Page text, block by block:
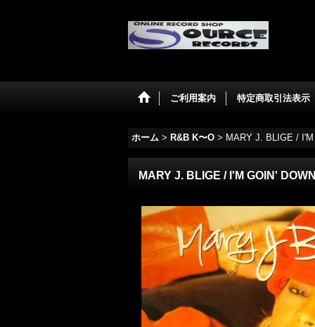
ご利用案内 特定商取引法表示
ホーム > R&B K〜O > MARY J. BLIGE /
MARY J. BLIGE / I'M GOIN'